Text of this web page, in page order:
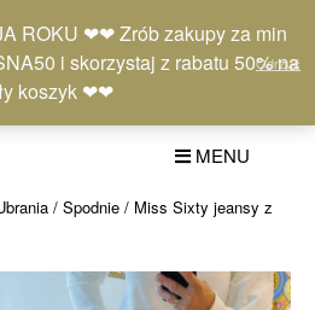
ROKU ❤❤ Zrób zakupy za min
i skorzystaj z rabatu 50% na
koszyk ❤❤
Odrzuć
Moje
konto
Lista
życzeń
Koszyk
(0)
MENU
/ Spodnie / Miss Sixty jeansy z